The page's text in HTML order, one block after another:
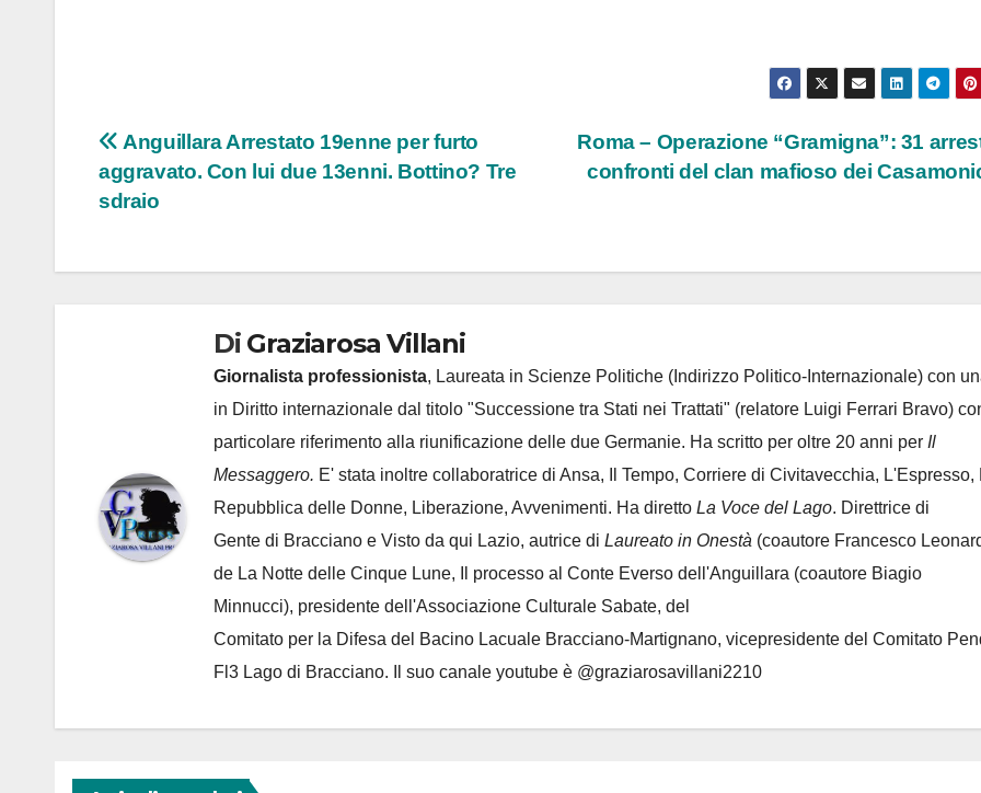
Navigazione
articoli
Roma – Operazione “Gramigna”: 31
confronti del clan mafioso dei
Anguillara Arrestato 19enne per furto
aggravato. Con lui due 13enni. Bottino? Tre
sdraio
Di Graziarosa Villani
Giornalista professionista, Laureata in Scienze Politiche (Indirizzo Politico-Internazionale) con
in Diritto internazionale dal titolo "Successione tra Stati nei Trattati" (relatore Luigi Ferrari Bravo)
particolare riferimento alla riunificazione delle due Germanie. Ha scritto per oltre 20 anni per Il
Messaggero. E' stata inoltre collaboratrice di Ansa, Il Tempo, Corriere di Civitavecchia, L'Espresso,
Repubblica delle Donne, Liberazione, Avvenimenti. Ha diretto La Voce del Lago. Direttrice di
Gente di Bracciano e Visto da qui Lazio, autrice di Laureato in Onestà (coautore Francesco
de La Notte delle Cinque Lune, Il processo al Conte Everso dell'Anguillara (coautore Biagio
Minnucci), presidente dell'Associazione Culturale Sabate, del
Comitato per la Difesa del Bacino Lacuale Bracciano-Martignano, vicepresidente del Comitato
Fl3 Lago di Bracciano. Il suo canale youtube è @graziarosavillani2210